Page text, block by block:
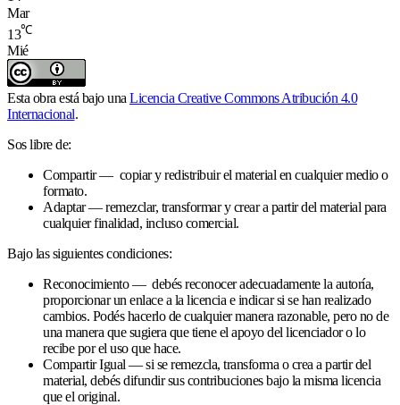
Mar
13℃
Mié
Esta obra está bajo una Licencia Creative Commons Atribución 4.0
Internacional.
Sos libre de:
Compartir — copiar y redistribuir el material en cualquier medio o
formato.
Adaptar — remezclar, transformar y crear a partir del material para
cualquier finalidad, incluso comercial.
Bajo las siguientes condiciones:
Reconocimiento — debés reconocer adecuadamente la autoría,
proporcionar un enlace a la licencia e indicar si se han realizado
cambios. Podés hacerlo de cualquier manera razonable, pero no de
una manera que sugiera que tiene el apoyo del licenciador o lo
recibe por el uso que hace.
Compartir Igual — si se remezcla, transforma o crea a partir del
material, debés difundir sus contribuciones bajo la misma licencia
que el original.